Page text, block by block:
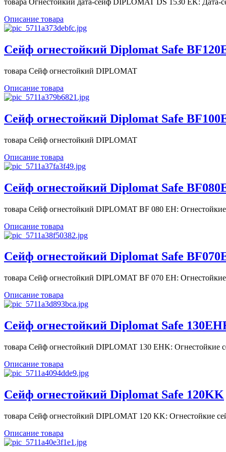
товара Огнестойкий дата-сейф DIPLOMAT DS 1530 EK: Дата-
Описание товара
Сейф огнестойкий Diplomat Safe
товара Сейф огнестойкий DIPLOMAT
Описание товара
Сейф огнестойкий Diplomat Safe
товара Сейф огнестойкий DIPLOMAT
Описание товара
Сейф огнестойкий Diplomat Safe
товара Сейф огнестойкий DIPLOMAT BF 080 EH:
Описание товара
Сейф огнестойкий Diplomat Safe
товара Сейф огнестойкий DIPLOMAT BF 070 EH:
Описание товара
Сейф огнестойкий Diplomat Safe
товара Сейф огнестойкий DIPLOMAT 130 EHK: Огнестойкие
Описание товара
Сейф огнестойкий Diplomat Safe 120KK
товара Сейф огнестойкий DIPLOMAT 120 KK: Огнестойкие
Описание товара